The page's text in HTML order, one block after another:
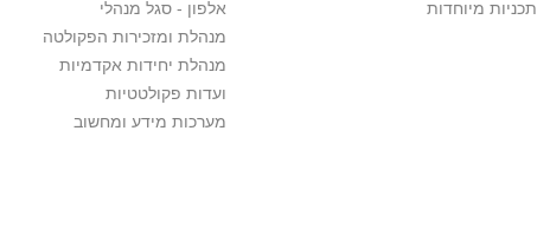
תכניות מיוחדות
אלפון - סגל מנהלי
מנהלת ומזכירות הפקולטה
מנהלת יחידות אקדמיות
ועדות פקולטטיות
מערכות מידע ומחשוב